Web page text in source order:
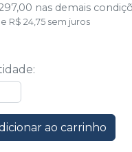
nas demais
R$ 24,75 sem juros
:
ao carrinho